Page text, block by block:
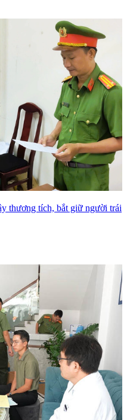
thương tích, bắt giữ người trái